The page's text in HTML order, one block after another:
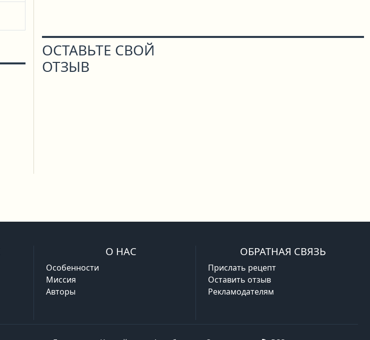
ОСТАВЬТЕ СВОЙ
ОТЗЫВ
О НАС
Особенности
Миссия
Авторы
ОБРАТНАЯ СВЯЗЬ
Прислать рецепт
Оставить отзыв
Рекламодателям